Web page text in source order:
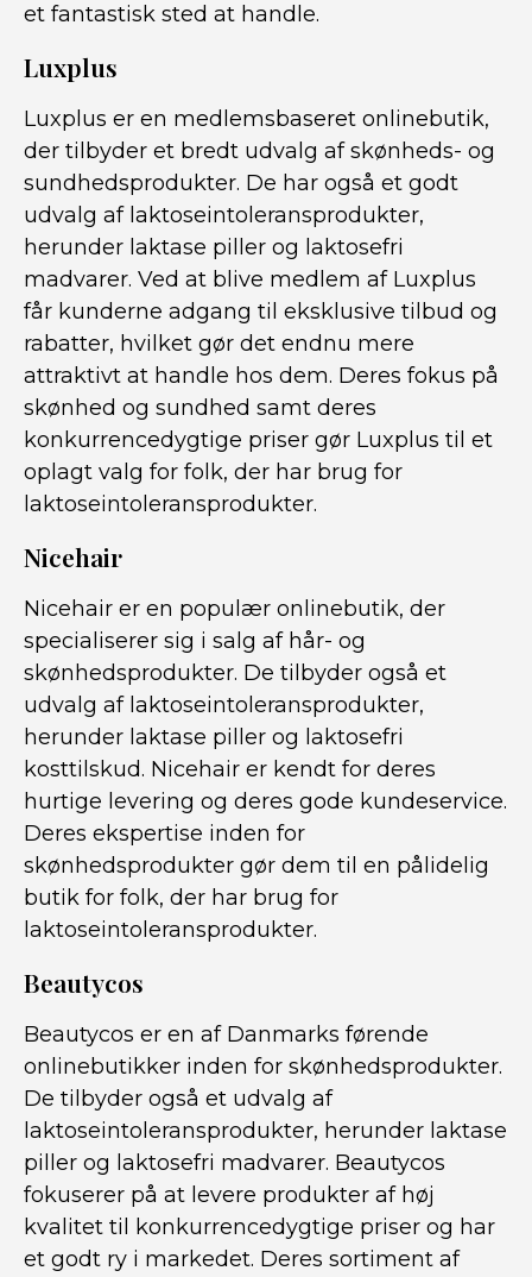
et fantastisk sted at handle.
Luxplus
Luxplus er en medlemsbaseret onlinebutik,
der tilbyder et bredt udvalg af skønheds- og
sundhedsprodukter. De har også et godt
udvalg af laktoseintoleransprodukter,
herunder laktase piller og laktosefri
madvarer. Ved at blive medlem af Luxplus
får kunderne adgang til eksklusive tilbud og
rabatter, hvilket gør det endnu mere
attraktivt at handle hos dem. Deres fokus på
skønhed og sundhed samt deres
konkurrencedygtige priser gør Luxplus til et
oplagt valg for folk, der har brug for
laktoseintoleransprodukter.
Nicehair
Nicehair er en populær onlinebutik, der
specialiserer sig i salg af hår- og
skønhedsprodukter. De tilbyder også et
udvalg af laktoseintoleransprodukter,
herunder laktase piller og laktosefri
kosttilskud. Nicehair er kendt for deres
hurtige levering og deres gode kundeservice.
Deres ekspertise inden for
skønhedsprodukter gør dem til en pålidelig
butik for folk, der har brug for
laktoseintoleransprodukter.
Beautycos
Beautycos er en af Danmarks førende
onlinebutikker inden for skønhedsprodukter.
De tilbyder også et udvalg af
laktoseintoleransprodukter, herunder laktase
piller og laktosefri madvarer. Beautycos
fokuserer på at levere produkter af høj
kvalitet til konkurrencedygtige priser og har
et godt ry i markedet. Deres sortiment af